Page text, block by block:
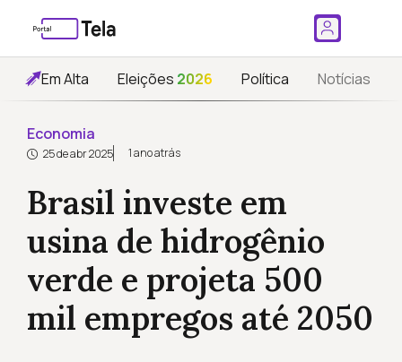
Em Alta Eleições 2026 Política Notícias
Economia
25 de abr 2025 1 ano atrás
Brasil investe em
usina de hidrogênio
verde e projeta 500
mil empregos até 2050